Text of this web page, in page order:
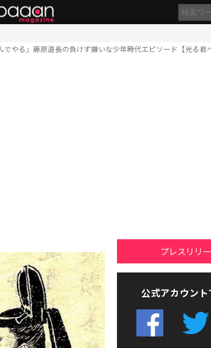
やる」藤原道長の負けず嫌いな少年時代エピソード【光る君へ
プレスリリ
公式アカウント